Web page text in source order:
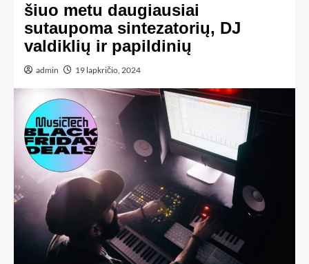
šiuo metu daugiausiai
sutaupoma sintezatorių, DJ
valdiklių ir papildinių
admin 19 lapkričio, 2024